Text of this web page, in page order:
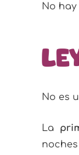
No
No es
La